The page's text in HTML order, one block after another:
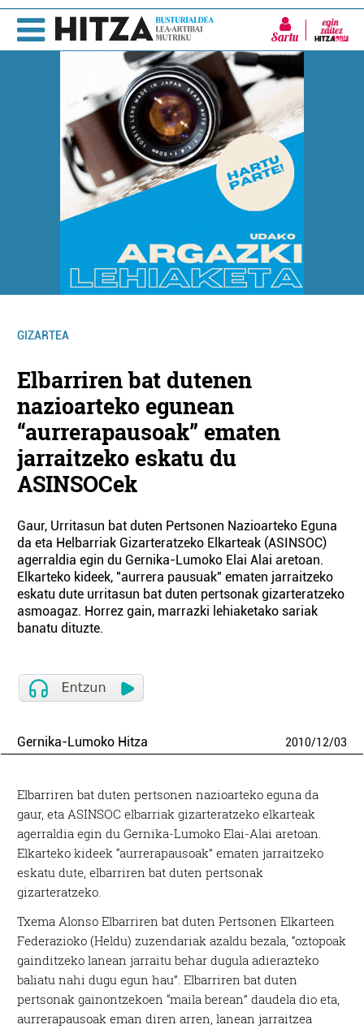
Sartu
GIZARTEA
Elbarriren bat dutenen
nazioarteko egunean
“aurrerapausoak” ematen
jarraitzeko eskatu du
ASINSOCek
Gaur, Urritasun bat duten Pertsonen Nazioarteko Eguna
da eta Helbarriak Gizarteratzeko Elkarteak (ASINSOC)
agerraldia egin du Gernika-Lumoko Elai Alai aretoan.
Elkarteko kideek, "aurrera pausuak" ematen jarraitzeko
eskatu dute urritasun bat duten pertsonak gizarteratzeko
asmoagaz. Horrez gain, marrazki lehiaketako sariak
banatu dituzte.
Gernika-Lumoko Hitza 2010/12/03
Elbarriren bat duten pertsonen nazioarteko eguna da
gaur, eta ASINSOC elbarriak gizarteratzeko elkarteak
agerraldia egin du Gernika-Lumoko Elai-Alai aretoan.
Elkarteko kideek “aurrerapausoak” ematen jarraitzeko
eskatu dute, elbarriren bat duten pertsonak
gizarteratzeko.
Txema Alonso Elbarriren bat duten Pertsonen Elkarteen
Federazioko (Heldu) zuzendariak azaldu bezala, “oztopoak
gainditzeko lanean jarraitu behar dugula adierazteko
baliatu nahi dugu egun hau”. Elbarriren bat duten
pertsonak gainontzekoen “maila berean” daudela dio eta,
aurrerapausoak eman diren arren, lanean jarraitzea